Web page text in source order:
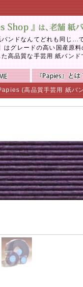
ンドなんてどれも同じ...
はグレードの高い国産原
高品質な手芸用 紙バン
(高品質手芸用 紙バ